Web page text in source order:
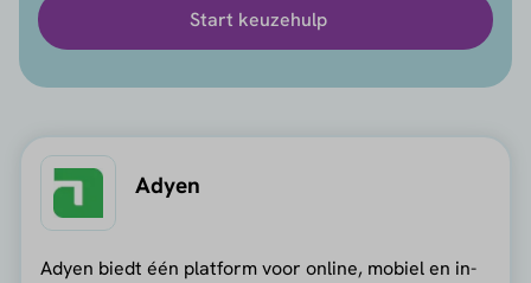
Start keuzehulp
Adyen
Adyen biedt één platform voor online, mobiel en in-